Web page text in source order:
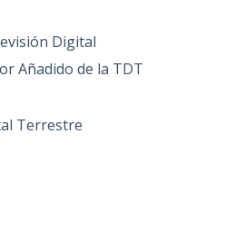
Digital
Añadido de la TDT
Terrestre